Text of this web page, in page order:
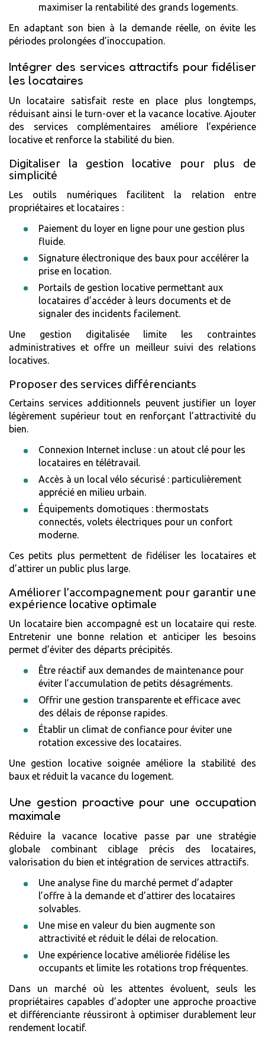
maximiser la rentabilité des grands logements.
En adaptant son bien à la demande réelle, on évite les
périodes prolongées d’inoccupation.
Intégrer des services attractifs pour fidéliser
les locataires
Un locataire satisfait reste en place plus longtemps,
réduisant ainsi le turn-over et la vacance locative. Ajouter
des services complémentaires améliore l’expérience
locative et renforce la stabilité du bien.
Digitaliser la gestion locative pour plus de
simplicité
Les outils numériques facilitent la relation entre
propriétaires et locataires :
Paiement du loyer en ligne pour une gestion plus
fluide.
Signature électronique des baux pour accélérer la
prise en location.
Portails de gestion locative permettant aux
locataires d’accéder à leurs documents et de
signaler des incidents facilement.
Une gestion digitalisée limite les contraintes
administratives et offre un meilleur suivi des relations
locatives.
Proposer des services différenciants
Certains services additionnels peuvent justifier un loyer
légèrement supérieur tout en renforçant l’attractivité du
bien.
Connexion Internet incluse : un atout clé pour les
locataires en télétravail.
Accès à un local vélo sécurisé : particulièrement
apprécié en milieu urbain.
Équipements domotiques : thermostats
connectés, volets électriques pour un confort
moderne.
Ces petits plus permettent de fidéliser les locataires et
d’attirer un public plus large.
Améliorer l’accompagnement pour garantir une
expérience locative optimale
Un locataire bien accompagné est un locataire qui reste.
Entretenir une bonne relation et anticiper les besoins
permet d’éviter des départs précipités.
Être réactif aux demandes de maintenance pour
éviter l’accumulation de petits désagréments.
Offrir une gestion transparente et efficace avec
des délais de réponse rapides.
Établir un climat de confiance pour éviter une
rotation excessive des locataires.
Une gestion locative soignée améliore la stabilité des
baux et réduit la vacance du logement.
Une gestion proactive pour une occupation
maximale
Réduire la vacance locative passe par une stratégie
globale combinant ciblage précis des locataires,
valorisation du bien et intégration de services attractifs.
Une analyse fine du marché permet d’adapter
l’offre à la demande et d’attirer des locataires
solvables.
Une mise en valeur du bien augmente son
attractivité et réduit le délai de relocation.
Une expérience locative améliorée fidélise les
occupants et limite les rotations trop fréquentes.
Dans un marché où les attentes évoluent, seuls les
propriétaires capables d’adopter une approche proactive
et différenciante réussiront à optimiser durablement leur
rendement locatif.